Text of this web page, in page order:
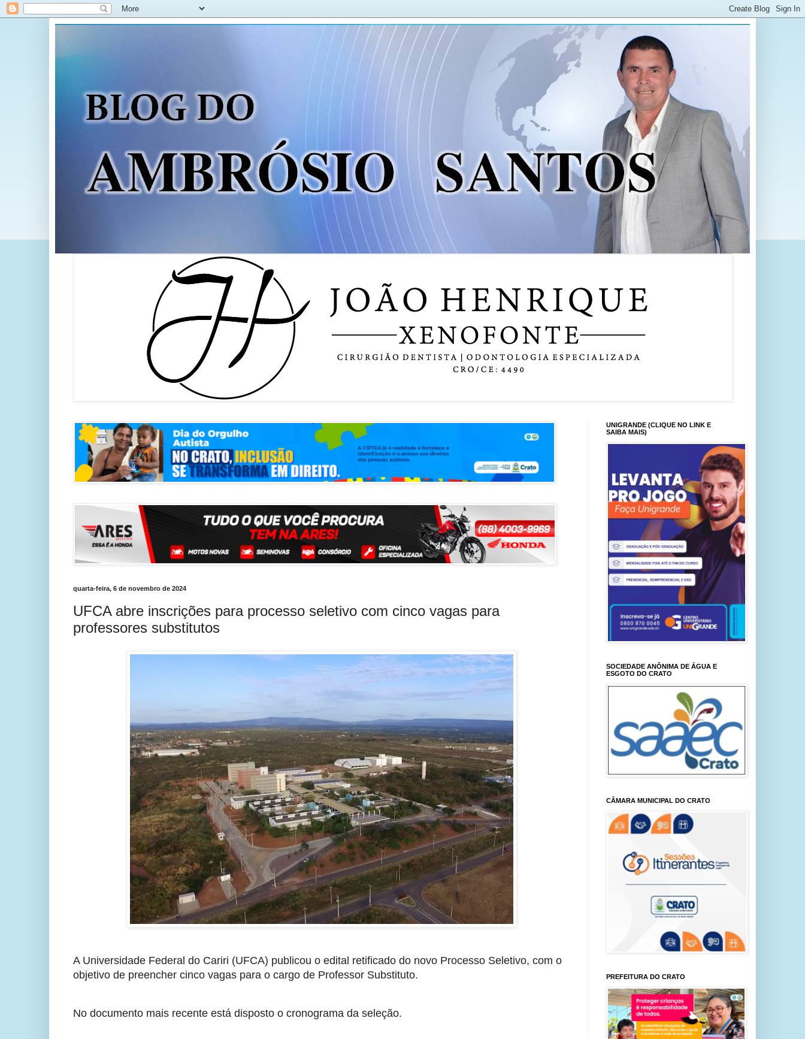
quarta-feira, 6 de novembro de 2024
UFCA abre inscrições para processo seletivo com cinco vagas para
professores substitutos
A Universidade Federal do Cariri (UFCA) publicou o edital retificado do novo Processo Seletivo, com o
objetivo de preencher cinco vagas para o cargo de Professor Substituto.
No documento mais recente está disposto o cronograma da seleção.
UNIGRANDE (CLIQUE NO LINK E
SAIBA MAIS)
SOCIEDADE ANÔNIMA DE ÁGUA E
ESGOTO DO CRATO
CÂMARA MUNICIPAL DO CRATO
PREFEITURA DO CRATO